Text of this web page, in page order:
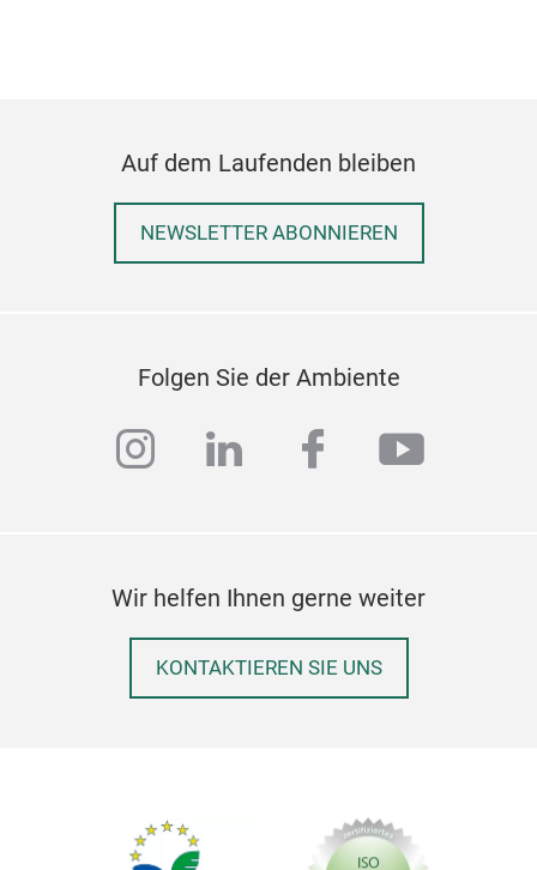
Auf dem Laufenden bleiben
NEWSLETTER ABONNIEREN
Folgen Sie der Ambiente
instagram
linkedinfacebook
Wir helfen Ihnen gerne weiter
KONTAKTIEREN SIE UNS